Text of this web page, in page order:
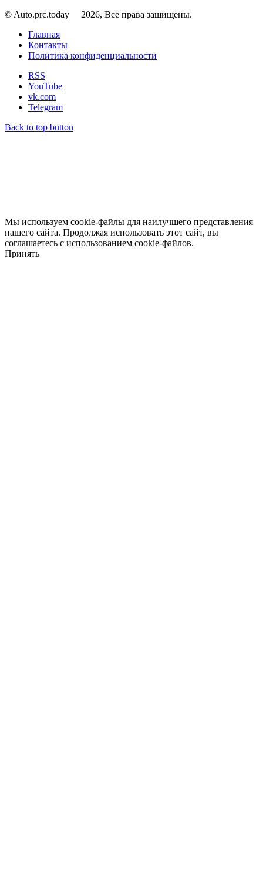
© Auto.prc.today
2026, Все права защищены.
Главная
Контакты
Политика конфиденциальности
RSS
YouTube
vk.com
Telegram
Back to top button
Мы используем cookie-файлы для наилучшего представления
нашего сайта. Продолжая использовать этот сайт, вы
соглашаетесь с использованием cookie-файлов.
Принять